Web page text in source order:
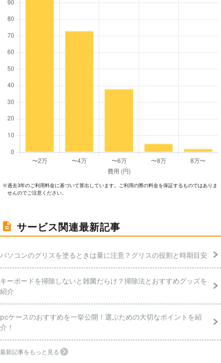
※過去3年のご利⽤料⾦に基づいて算出しています。ご利⽤の際の料⾦を保証するものではありま
せんのでご注意ください。
サービス関連最新記事
パソコンのグリスを塗るときは量に注意？グリスの役割と時期目安
キーボードを掃除しないと雑菌だらけ？掃除法とおすすめグッズを
紹介
pcケースのおすすめを一挙公開！選ぶための大切なポイントを紹
介！
最新記事をもっと見る